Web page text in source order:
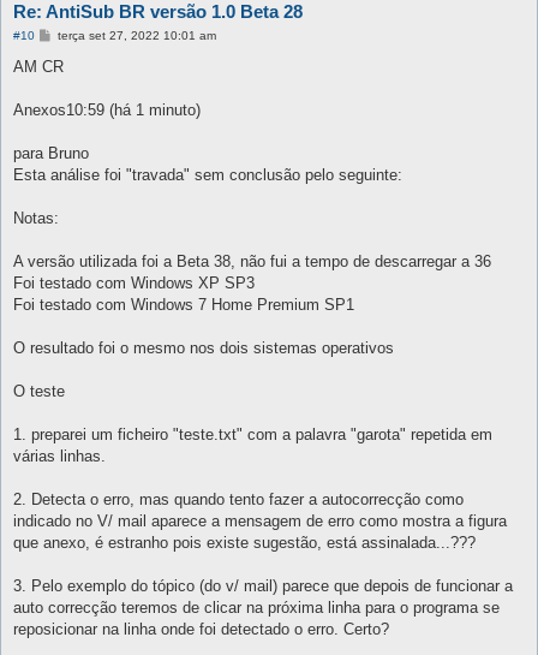
Re: AntiSub BR versão 1.0 Beta 28
#10
M
n
g
terça set 27, 2022 10:01 am
AM CR
Anexos10:59 (há 1 minuto)
para Bruno
Esta análise foi "travada" sem conclusão pelo seguinte:
Notas:
A versão utilizada foi a Beta 38, não fui a tempo de descarregar a 36
Foi testado com Windows XP SP3
Foi testado com Windows 7 Home Premium SP1
O resultado foi o mesmo nos dois sistemas operativos
O teste
1. preparei um ficheiro "teste.txt" com a palavra "garota" repetida em
várias linhas.
2. Detecta o erro, mas quando tento fazer a autocorrecção como
indicado no V/ mail aparece a mensagem de erro como mostra a figura
que anexo, é estranho pois existe sugestão, está assinalada...???
3. Pelo exemplo do tópico (do v/ mail) parece que depois de funcionar a
auto correcção teremos de clicar na próxima linha para o programa se
reposicionar na linha onde foi detectado o erro. Certo?